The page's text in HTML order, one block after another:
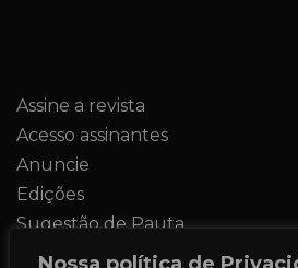
Assine a revista
Acesso assinantes
Anuncie
Edições
Sugestão de Pauta
Contato